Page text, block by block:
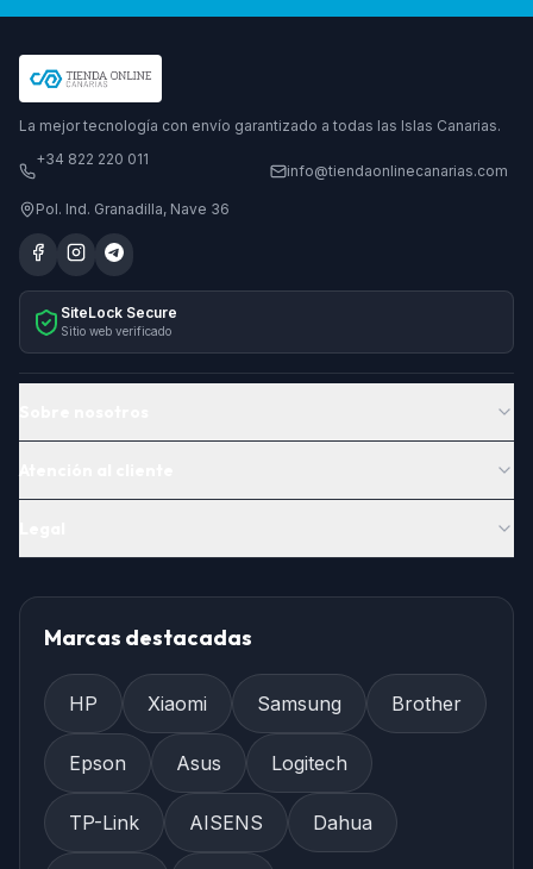
La mejor tecnología con envío garantizado a todas las Islas Canarias.
+34 822 220 011
info@tiendaonlinecanarias.com
Pol. Ind. Granadilla, Nave 36
SiteLock Secure
Sitio web verificado
Marcas destacadas
HP Xiaomi Samsung Brother
Epson Asus Logitech
TP-Link AISENS Dahua